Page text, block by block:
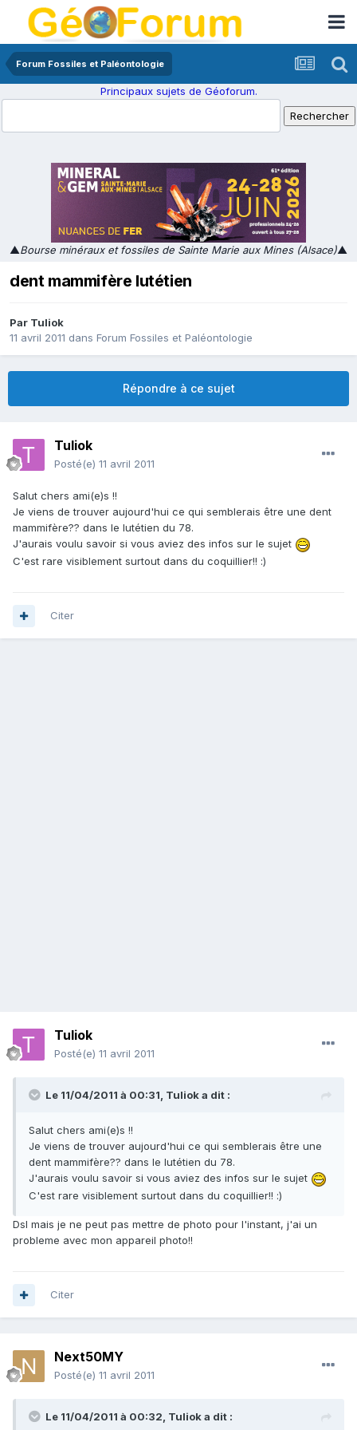
Forum Fossiles et Paléontologie
Principaux sujets de Géoforum.
▲Bourse minéraux et fossiles de Sainte Marie aux Mines (Alsace)▲
dent mammifère lutétien
Par Tuliok
11 avril 2011 dans Forum Fossiles et Paléontologie
Répondre à ce sujet
Tuliok
Posté(e) 11 avril 2011
Salut chers ami(e)s !!
Je viens de trouver aujourd'hui ce qui semblerais être une dent
mammifère?? dans le lutétien du 78.
J'aurais voulu savoir si vous aviez des infos sur le sujet
C'est rare visiblement surtout dans du coquillier!! :)
Citer
Tuliok
Posté(e) 11 avril 2011
Le 11/04/2011 à 00:31, Tuliok a dit :
Salut chers ami(e)s !!
Je viens de trouver aujourd'hui ce qui semblerais être une
dent mammifère?? dans le lutétien du 78.
J'aurais voulu savoir si vous aviez des infos sur le sujet
C'est rare visiblement surtout dans du coquillier!! :)
Dsl mais je ne peut pas mettre de photo pour l'instant, j'ai un
probleme avec mon appareil photo!!
Citer
Next50MY
Posté(e) 11 avril 2011
Le 11/04/2011 à 00:32, Tuliok a dit :